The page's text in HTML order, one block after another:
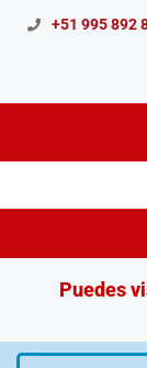
+51 995 892
Puedes